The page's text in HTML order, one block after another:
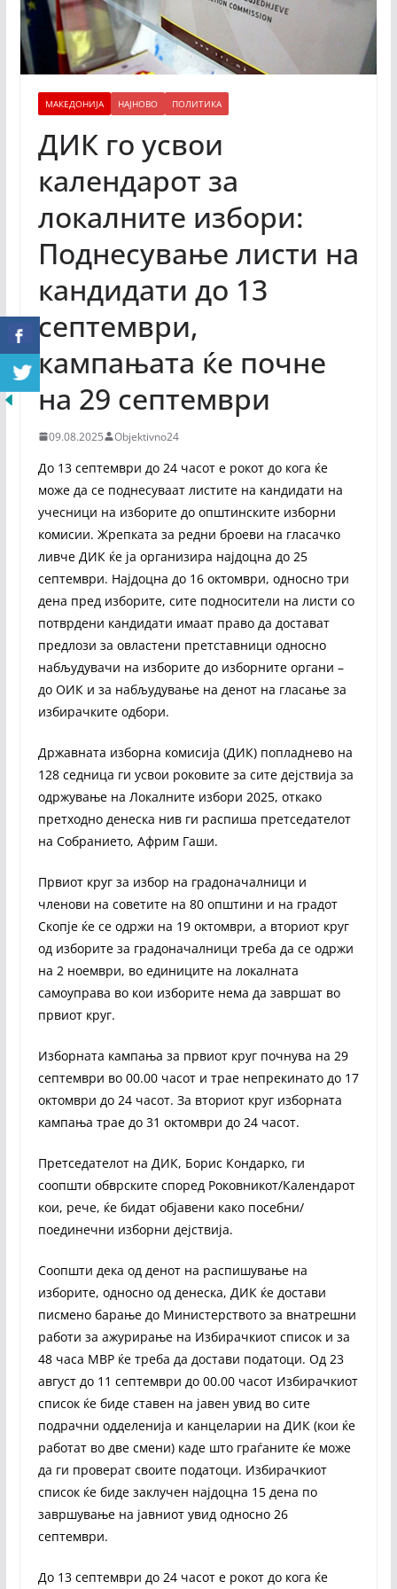
МАКЕДОНИЈА НАЈНОВО ПОЛИТИКА
ДИК го усвои
календарот за
локалните избори:
Поднесување листи на
кандидати до 13
септември,
кампањата ќе почне
на 29 септември
09.08.2025 Objektivno24
До 13 септември до 24 часот е рокот до кога ќе
може да се поднесуваат листите на кандидати на
учесници на изборите до општинските изборни
комисии. Жрепката за редни броеви на гласачко
ливче ДИК ќе ја организира најдоцна до 25
септември. Најдоцна до 16 октомври, односно три
дена пред изборите, сите подносители на листи со
потврдени кандидати имаат право да достават
предлози за овластени претставници односно
набљудувачи на изборите до изборните органи –
до ОИК и за набљудување на денот на гласање за
избирачките одбори.
Државната изборна комисија (ДИК) попладнево на
128 седница ги усвои роковите за сите дејствија за
одржување на Локалните избори 2025, откако
претходно денеска нив ги распиша претседателот
на Собранието, Африм Гаши.
Првиот круг за избор на градоначалници и
членови на советите на 80 општини и на градот
Скопје ќе се одржи на 19 октомври, а вториот круг
од изборите за градоначалници треба да се одржи
на 2 ноември, во единиците на локалната
самоуправа во кои изборите нема да завршат во
првиот круг.
Изборната кампања за првиот круг почнува на 29
септември во 00.00 часот и трае непрекинато до 17
октомври до 24 часот. За вториот круг изборната
кампања трае до 31 октомври до 24 часот.
Претседателот на ДИК, Борис Кондарко, ги
соопшти обврските според Роковникот/Календарот
кои, рече, ќе бидат објавени како посебни/
поединечни изборни дејствија.
Соопшти дека од денот на распишување на
изборите, односно од денеска, ДИК ќе достави
писмено барање до Министерството за внатрешни
работи за ажурирање на Избирачкиот список и за
48 часа МВР ќе треба да достави податоци. Од 23
август до 11 септември до 00.00 часот Избирачкиот
список ќе биде ставен на јавен увид во сите
подрачни одделенија и канцеларии на ДИК (кои ќе
работат во две смени) каде што граѓаните ќе може
да ги проверат своите податоци. Избирачкиот
список ќе биде заклучен најдоцна 15 дена по
завршување на јавниот увид односно 26
септември.
До 13 септември до 24 часот е рокот до кога ќе